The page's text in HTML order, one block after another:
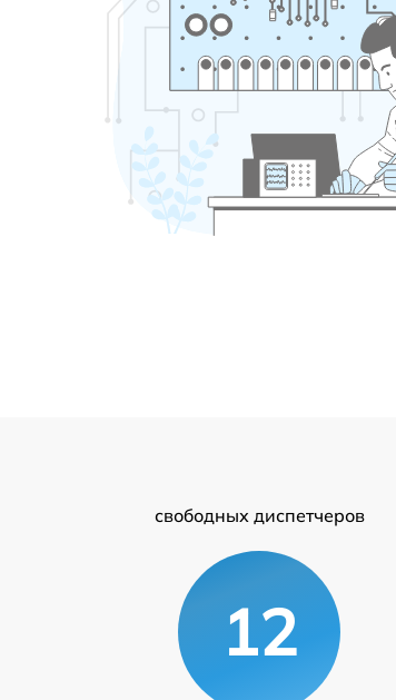
свободных диспетчеров
12